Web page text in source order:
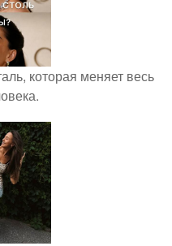
которая меняет весь